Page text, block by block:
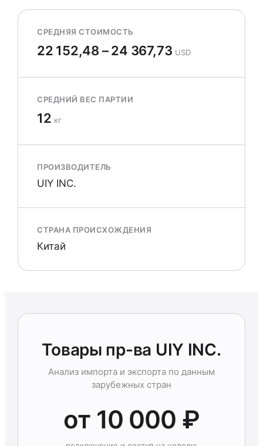
СРЕДНЯЯ СТОИМОСТЬ
22 152,48 – 24 367,73 USD
СРЕДНИЙ ВЕС ПАРТИИ
12 кг
ПРОИЗВОДИТЕЛЬ
UIY INC.
СТРАНА ПРОИСХОЖДЕНИЯ
Китай
Товары пр-ва UIY INC.
Анализ импорта и экспорта по данным
зарубежных стран
от 10 000 ₽